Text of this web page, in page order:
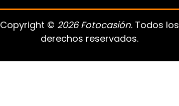
Copyright © 2026 Fotocasión. Todos los
derechos reservados.